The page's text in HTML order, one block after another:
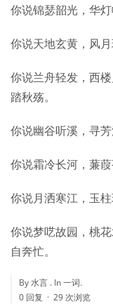
你说锦瑟韶光，华
你说天地玄黄，风
你说兰舟轻发，西
踏秋殇。
你说幽谷听溪，寻
你说霜冷长河，蒹
你说月洒寒江，玉
你说梦呓故园，桃
自奔忙。
By 水言 . In一词.
0 回复
29 次浏览